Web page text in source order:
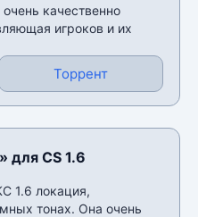
качественно
игроков и их
Торрент
для CS 1.6
1.6 локация,
тонах. Она очень